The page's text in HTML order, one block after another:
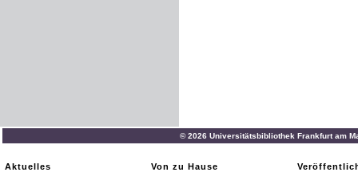
© 2026 Universitätsbibliothek Frankfurt am
Aktuelles
Von zu Hause